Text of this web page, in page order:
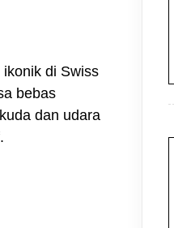
di Swiss
bebas
dan udara